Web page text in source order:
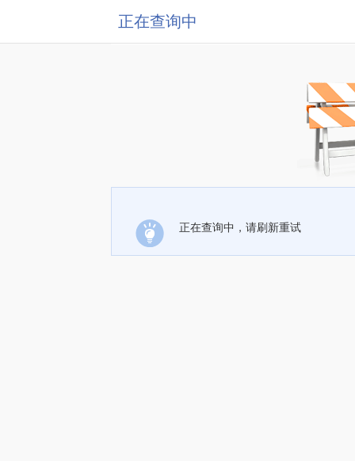
正在查询中
正在查询中，请刷新重试